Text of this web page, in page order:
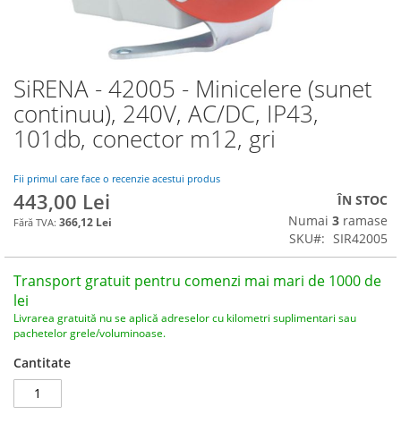
SiRENA - 42005 - Minicelere (sunet
continuu), 240V, AC/DC, IP43,
101db, conector m12, gri
Fii primul care face o recenzie acestui produs
443,00 Lei
366,12 Lei
ÎN STOC
Numai 3 ramase
SKU
SIR42005
Transport gratuit pentru comenzi mai mari de 1000 de
lei
Livrarea gratuită nu se aplică adreselor cu kilometri suplimentari sau
pachetelor grele/voluminoase.
Cantitate
Skip
to
the
beginning
the
images
gallery